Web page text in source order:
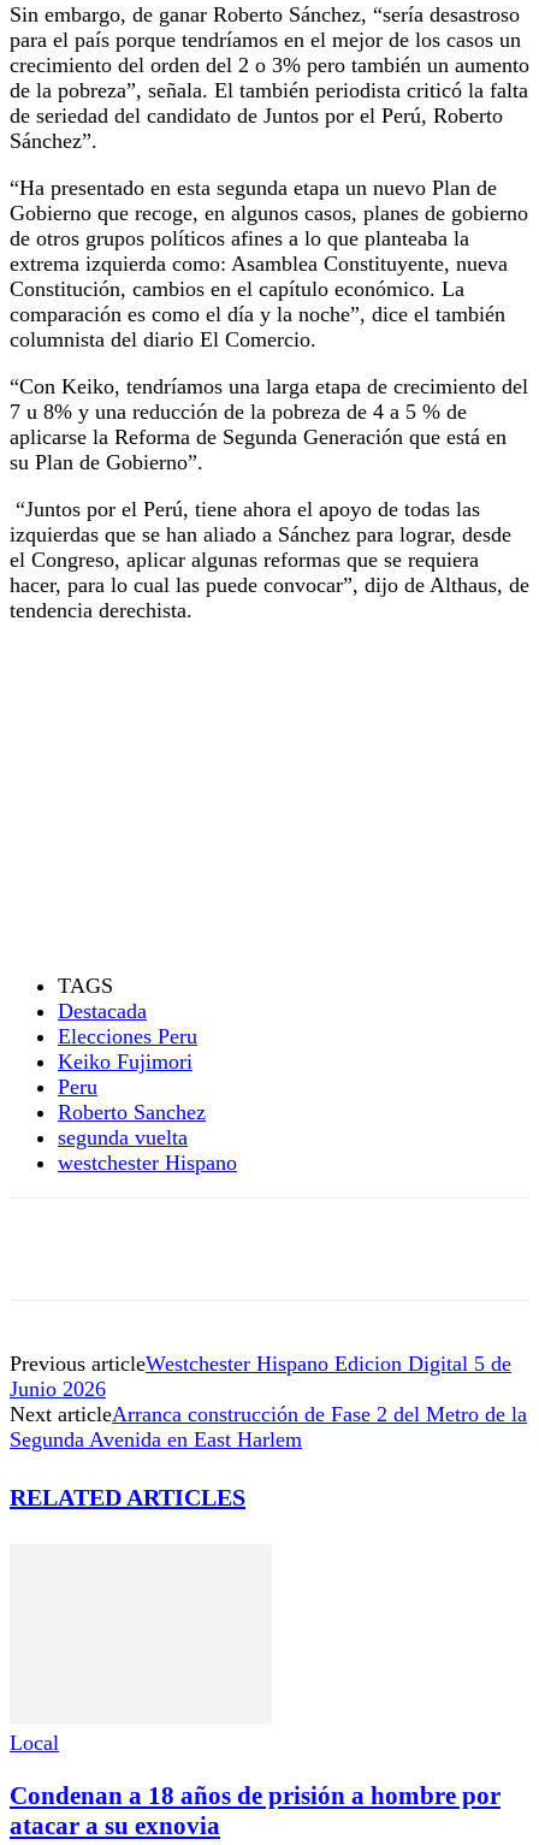
Sin embargo, de ganar Roberto Sánchez, “sería desastroso
para el país porque tendríamos en el mejor de los casos un
crecimiento del orden del 2 o 3% pero también un aumento
de la pobreza”, señala. El también periodista criticó la falta
de seriedad del candidato de Juntos por el Perú, Roberto
Sánchez”.
“Ha presentado en esta segunda etapa un nuevo Plan de
Gobierno que recoge, en algunos casos, planes de gobierno
de otros grupos políticos afines a lo que planteaba la
extrema izquierda como: Asamblea Constituyente, nueva
Constitución, cambios en el capítulo económico. La
comparación es como el día y la noche”, dice el también
columnista del diario El Comercio.
“Con Keiko, tendríamos una larga etapa de crecimiento del
7 u 8% y una reducción de la pobreza de 4 a 5 % de
aplicarse la Reforma de Segunda Generación que está en
su Plan de Gobierno”.
“Juntos por el Perú, tiene ahora el apoyo de todas las
izquierdas que se han aliado a Sánchez para lograr, desde
el Congreso, aplicar algunas reformas que se requiera
hacer, para lo cual las puede convocar”, dijo de Althaus, de
tendencia derechista.
TAGS
Destacada
Elecciones Peru
Keiko Fujimori
Peru
Roberto Sanchez
segunda vuelta
westchester Hispano
Previous articleWestchester Hispano Edicion Digital 5 de
Junio 2026
Next articleArranca construcción de Fase 2 del Metro de la
Segunda Avenida en East Harlem
RELATED ARTICLES
Local
Condenan a 18 años de prisión a hombre por
atacar a su exnovia